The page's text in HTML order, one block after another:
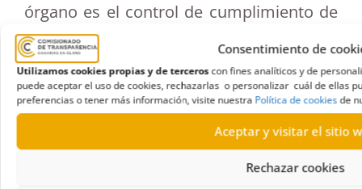
Consentimiento de
Utilizamos cookies propias y de terceroscon fines analíticos y de
puede aceptar el uso de cookies, rechazarlas o personalizar cuál de ellas
preferencias o tener más información, visite nuestra Política de cookiesde
Aceptar y visitar el sitio
Rechazar cookies
órgano es el control de cumplimiento de
las obligaciones informativas en los
portales de transparencia; cuyo resultado
se refleja en elúltimo informe anual del
Comisionadoque se debatirá el próximo
jueves en la Comisión de Gobernación del
Parlamento de Canarias.